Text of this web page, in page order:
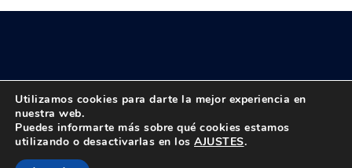
© Copyright 2018 - 2026 UPTA | Todos los derechos reservados
|Política de privacidad|Aviso Legal
Utilizamos cookies para darte la mejor experiencia en
nuestra web.
Puedes informarte más sobre qué cookies estamos
utilizando o desactivarlas en los AJUSTES.